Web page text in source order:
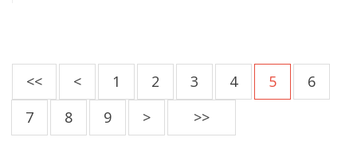
<< < 1 2 3 4 5
6
7
8 9 > >>